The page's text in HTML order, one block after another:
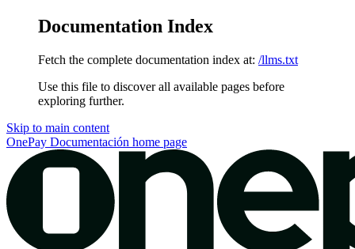
Documentation Index
Fetch the complete documentation index at: /llms.txt
Use this file to discover all available pages before
exploring further.
Skip to main content
OnePay Documentación home page